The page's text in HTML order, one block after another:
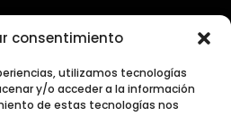
consentimiento
utilizamos tecnologías
y/o acceder a la información
de estas tecnologías nos